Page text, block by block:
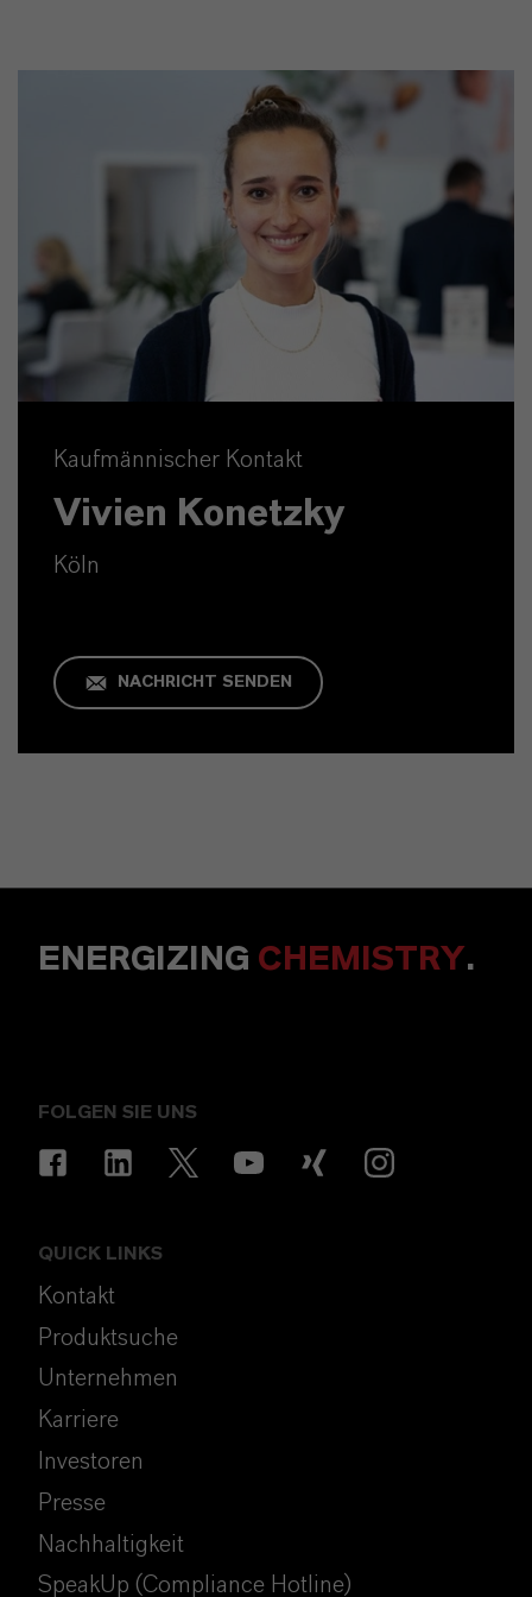
Kaufmännischer Kontakt
Vivien Konetzky
Köln
NACHRICHT SENDEN
ENERGIZING CHEMISTRY.
FOLGEN SIE UNS
QUICK LINKS
Kontakt
Produktsuche
Unternehmen
Karriere
Investoren
Presse
Nachhaltigkeit
SpeakUp (Compliance Hotline)